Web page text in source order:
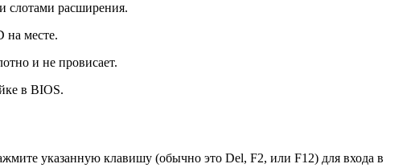
слотами расширения.
на месте.
и не провисает.
в BIOS.
указанную клавишу (обычно это Del, F2, или F12) для входа в